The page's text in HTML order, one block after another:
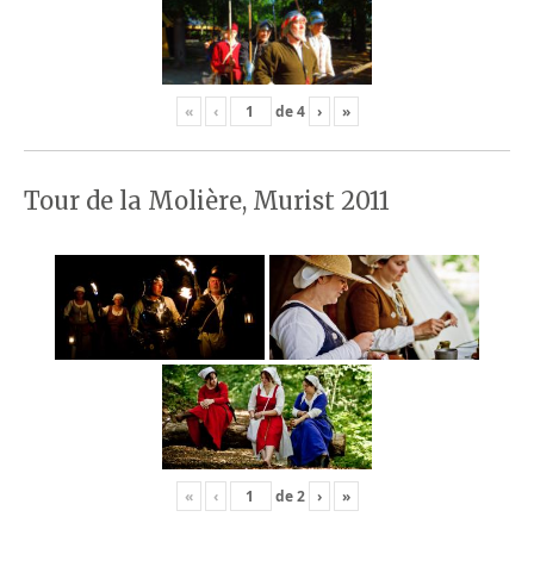
« ‹ de4 › »
Tour de la Molière, Murist 2011
« ‹ de2 › »